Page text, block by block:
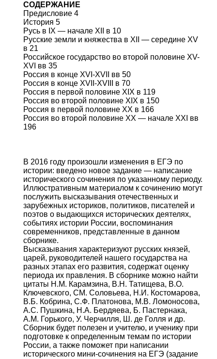
СОДЕРЖАНИЕ
Предисловие 4
История 5
Русь в IX — начале XII в 10
Русские земли и княжества в XII — середине XV
в 21
Российское государство во второй половине XV-
XVI вв 35
Россия в конце XVI-XVII вв 50
Россия в конце XVII-XVIII в 70
Россия в первой половине XIX в 119
Россия во второй половине XIX в 150
Россия в первой половине XX в 166
Россия во второй половине XX — начале XXI вв
196
В 2016 году произошли изменения в ЕГЭ по
истории: введено новое задание — написание
исторического сочинения по указанному периоду.
Иллюстративным материалом к сочинению могут
послужить высказывания отечественных и
зарубежных историков, политиков, писателей и
поэтов о выдающихся исторических деятелях,
событиях истории России, воспоминания
современников, представленные в данном
сборнике.
Высказывания характеризуют русских князей,
царей, руководителей нашего государства на
разных этапах его развития, содержат оценку
периода их правления. В сборнике можно найти
цитаты Н.М. Карамзина, В.Н. Татищева, В.О.
Ключевского, СМ. Соловьева, Н.И. Костомарова,
В.Б. Кобрина, С.Ф. Платонова, М.В. Ломоносова,
А.С. Пушкина, Н.А. Бердяева, Б. Пастернака,
A.M. Горького, У. Черчилля, Ш. де Голля и др.
Сборник будет полезен и учителю, и ученику при
подготовке к определенным темам по истории
России, а также поможет при написании
исторического мини-сочинения на ЕГЭ (задание